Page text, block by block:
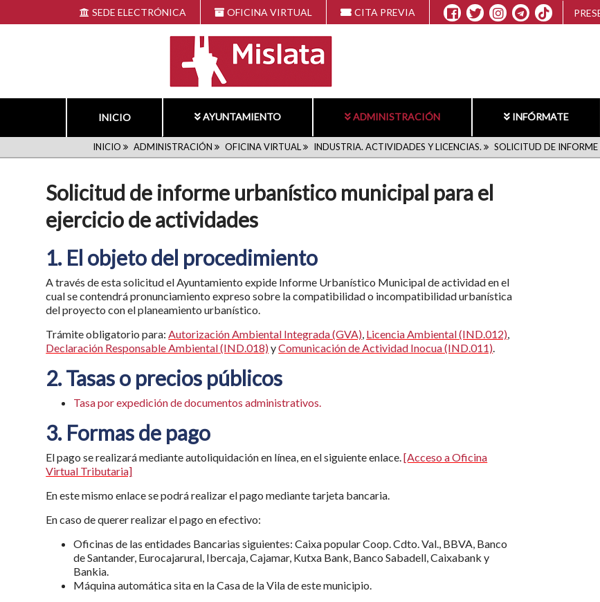
al
SEDE ELECTRÓNICA OFICINA VIRTUAL CITA PREVIA
INICIO AYUNTAMIENTO ADMINISTRACIÓN INFÓRMATE
RUTA
DE
NAVEGACIÓN
INICIO ADMINISTRACIÓN OFICINA VIRTUAL INDUSTRIA. ACTIVIDADES Y LICENCIAS. SOLICITUD DE
Solicitud de informe urbanístico municipal para el
ejercicio de actividades
1. El objeto del procedimiento
A través de esta solicitud el Ayuntamiento expide Informe Urbanístico Municipal de actividad en el
cual se contendrá pronunciamiento expreso sobre la compatibilidad o incompatibilidad urbanística
del proyecto con el planeamiento urbanístico.
Trámite obligatorio para:Autorización Ambiental Integrada (GVA), Licencia Ambiental (IND.012),
Declaración Responsable Ambiental (IND.018)yComunicación de Actividad Inocua (IND.011).
2. Tasas o precios públicos
Tasa por expedición de documentos administrativos.
3. Formas de pago
El pago se realizará mediante autoliquidación en línea, en el siguiente enlace.[Acceso a Oficina
Virtual Tributaria]
En este mismo enlace se podrá realizar el pago mediante tarjeta bancaria.
En caso de querer realizar el pago en efectivo:
Oficinas de las entidades Bancarias siguientes: Caixa popular Coop. Cdto. Val., BBVA, Banco
de Santander, Eurocajarural, Ibercaja, Cajamar, Kutxa Bank, Banco Sabadell, Caixabank y
Bankia.
Máquina automática sita en la Casa de la Vila de este municipio.